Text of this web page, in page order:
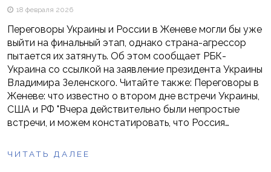
18 февраля 2026
Переговоры Украины и России в Женеве могли бы уже
выйти на финальный этап, однако страна-агрессор
пытается их затянуть. Об этом сообщает РБК-
Украина со ссылкой на заявление президента Украины
Владимира Зеленского. Читайте также: Переговоры в
Женеве: что известно о втором дне встречи Украины,
США и РФ "Вчера действительно были непростые
встречи, и можем констатировать, что Россия…
ЧИТАТЬ ДАЛЕЕ